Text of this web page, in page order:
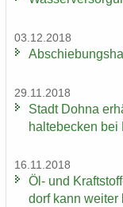
03.12.2018
29.11.2018
Stadt Dohna
hal­te­be­cken bei
16.11.2018
Öl- und
dorf kann wei­ter